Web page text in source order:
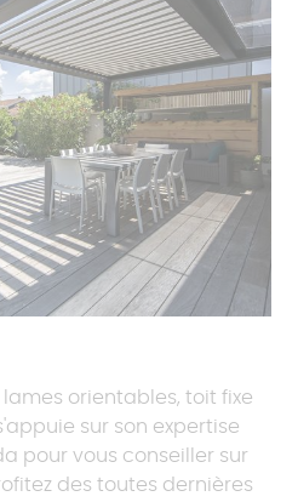
orientables, toit fixe
sur son expertise
pour vous conseiller sur
des toutes dernières